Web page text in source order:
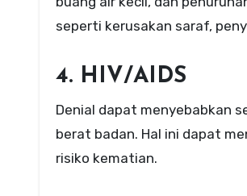
seperti kerusakan saraf,
4. HIV/AIDS
Denial dapat menyebabkan
berat badan. Hal ini dapat
risiko kematian.